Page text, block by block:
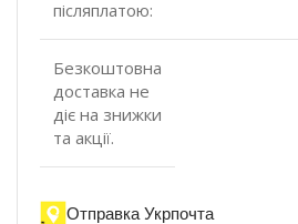
післяплатою:
Безкоштовна
доставка не
діє на знижки
та акції.
Отправка Укрпочта